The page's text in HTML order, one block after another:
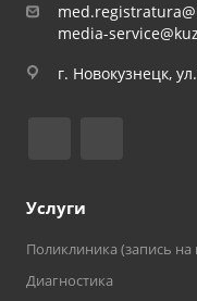
media-
г. Новокузнецк,
Услуги
Поликлиника (запись
Диагностика